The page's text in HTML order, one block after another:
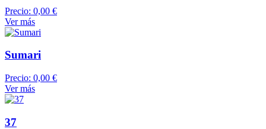
Precio: 0,00 €
Ver más
Sumari
Precio: 0,00 €
Ver más
37